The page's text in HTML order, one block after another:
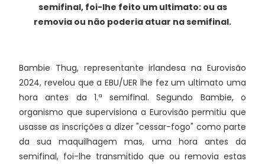
semifinal, foi-lhe feito um ultimato: ou as
removia ou não poderia atuar na semifinal.
Bambie Thug, representante irlandesa na Eurovisão
2024, revelou que a EBU/UER lhe fez um ultimato uma
hora antes da 1.ª semifinal. Segundo Bambie, o
organismo que supervisiona a Eurovisão permitiu que
usasse as inscrições a dizer "cessar-fogo" como parte
da sua maquilhagem mas, uma hora antes da
semifinal, foi-lhe transmitido que ou removia estas